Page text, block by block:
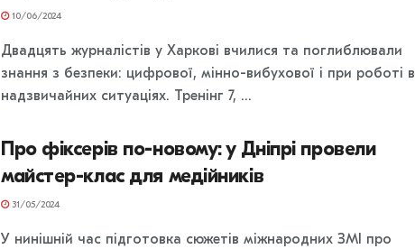
10/06/2024
Двадцять журналістів у Харкові вчилися та поглиблювали
знання з безпеки: цифрової, мінно-вибухової і при роботі в
надзвичайних ситуаціях. Тренінг 7, ...
Про фіксерів по-новому: у Дніпрі провели
майстер-клас для медійників
31/05/2024
У нинішній час підготовка сюжетів міжнародних ЗМІ про